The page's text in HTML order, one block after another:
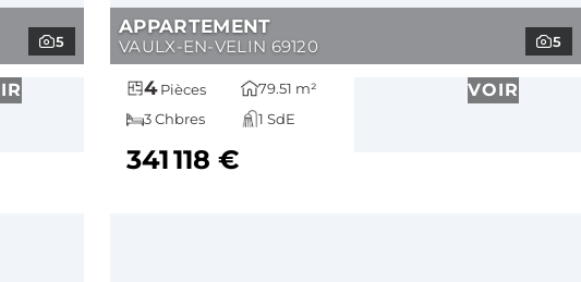
5 5
APPARTEMENT
VAULX-EN-VELIN 69120
4Pièces
79.51 m²
3 Chbres
1 SdE
341 118 €
VOIR